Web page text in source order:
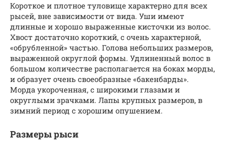
Короткое и плотное туловище характерно для всех
рысей, вне зависимости от вида. Уши имеют
длинные и хорошо выраженные кисточки из волос.
Хвост достаточно короткий, с очень характерной,
«обрубленной» частью. Голова небольших размеров,
выраженной округлой формы. Удлиненный волос в
большом количестве располагается на боках морды,
и образует очень своеобразные «бакенбарды».
Морда укороченная, с широкими глазами и
округлыми зрачками. Лапы крупных размеров, в
зимний период с хорошим опушением.
Размеры рыси